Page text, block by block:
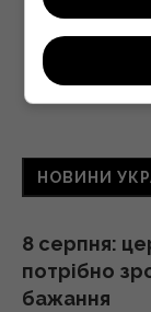
НОВИНИ
8 серпня:
потрібно
бажання